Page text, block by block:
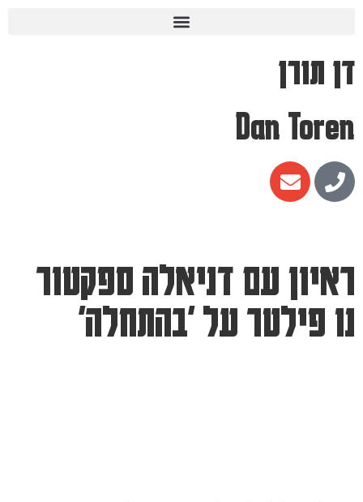
דן תורן
Dan Toren
ראיון עם דניאלה ספקטור
נו פילטר על 'בהתחלה'